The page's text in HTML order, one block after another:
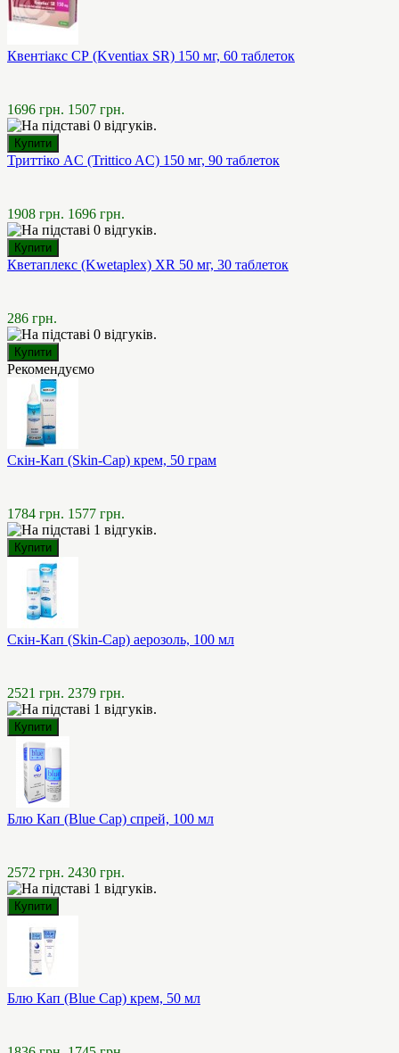
Квентіакс СР (Kventiax SR) 150 мг, 60 таблеток
1696 грн. 1507 грн.
Триттіко AC (Trittico AC) 150 мг, 90 таблеток
1908 грн. 1696 грн.
Кветаплекс (Kwetaplex) XR 50 мг, 30 таблеток
286 грн.
Рекомендуємо
Скін-Кап (Skin-Cap) крем, 50 грам
1784 грн. 1577 грн.
Скін-Кап (Skin-Cap) аерозоль, 100 мл
2521 грн. 2379 грн.
Блю Кап (Blue Cap) спрей, 100 мл
2572 грн. 2430 грн.
Блю Кап (Blue Cap) крем, 50 мл